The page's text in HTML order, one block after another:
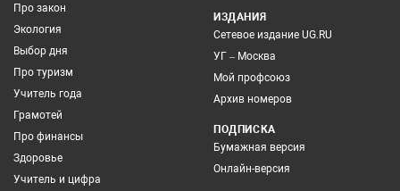
Про закон
Экология
Выбор дня
Про туризм
Учитель года
Грамотей
Про финансы
Здоровье
Учитель и цифра
ИЗДАНИЯ
Сетевое издание UG.RU
УГ – Москва
Мой профсоюз
Архив номеров
ПОДПИСКА
Бумажная версия
Онлайн-версия